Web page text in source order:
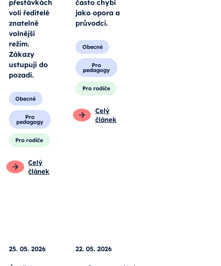
přestávkách
volí ředitelé
znatelně
volnější
režim.
Zákazy
ustupují do
pozadí.
Obecné
Pro
pedagogy
Pro rodiče
Celý
článek
často chybí
jako opora a
průvodci.
Obecné
Pro
pedagogy
Pro rodiče
Celý
článek
25. 05. 2026 22. 05. 2026